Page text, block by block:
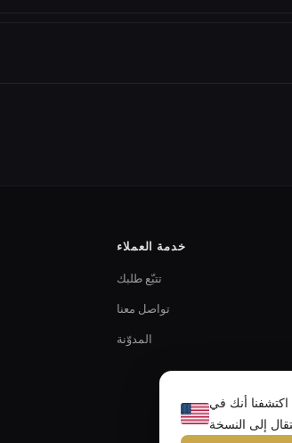
خدمة العملاء
تتبّع طلبك
تواصل معنا
المدوّنة